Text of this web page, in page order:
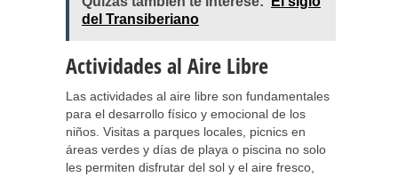
del Transiberiano
Actividades al Aire Libre
Las actividades al aire libre son fundamentales
para el desarrollo físico y emocional de los
niños. Visitas a parques locales, picnics en
áreas verdes y días de playa o piscina no solo
les permiten disfrutar del sol y el aire fresco,